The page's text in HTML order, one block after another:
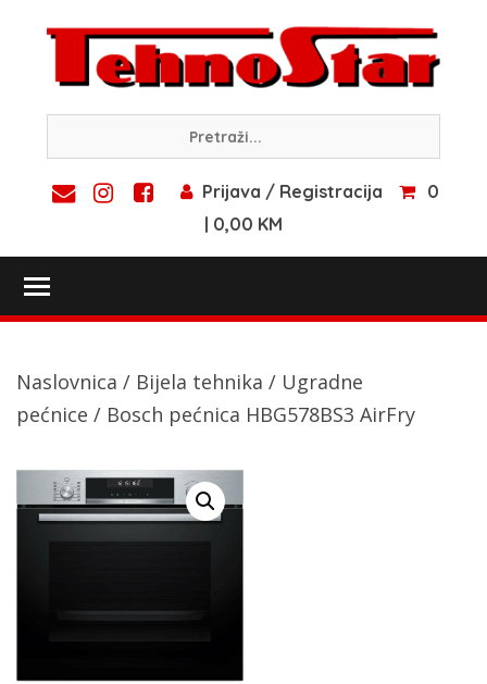
content
Prijava / Registracija
0
| 0,00 KM
Naslovnica / Bijela tehnika / Ugradne
pećnice / Bosch pećnica HBG578BS3 AirFry